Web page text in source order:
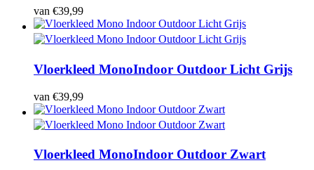
van €39,99
Vloerkleed MonoIndoor Outdoor Licht Grijs
van €39,99
Vloerkleed MonoIndoor Outdoor Zwart